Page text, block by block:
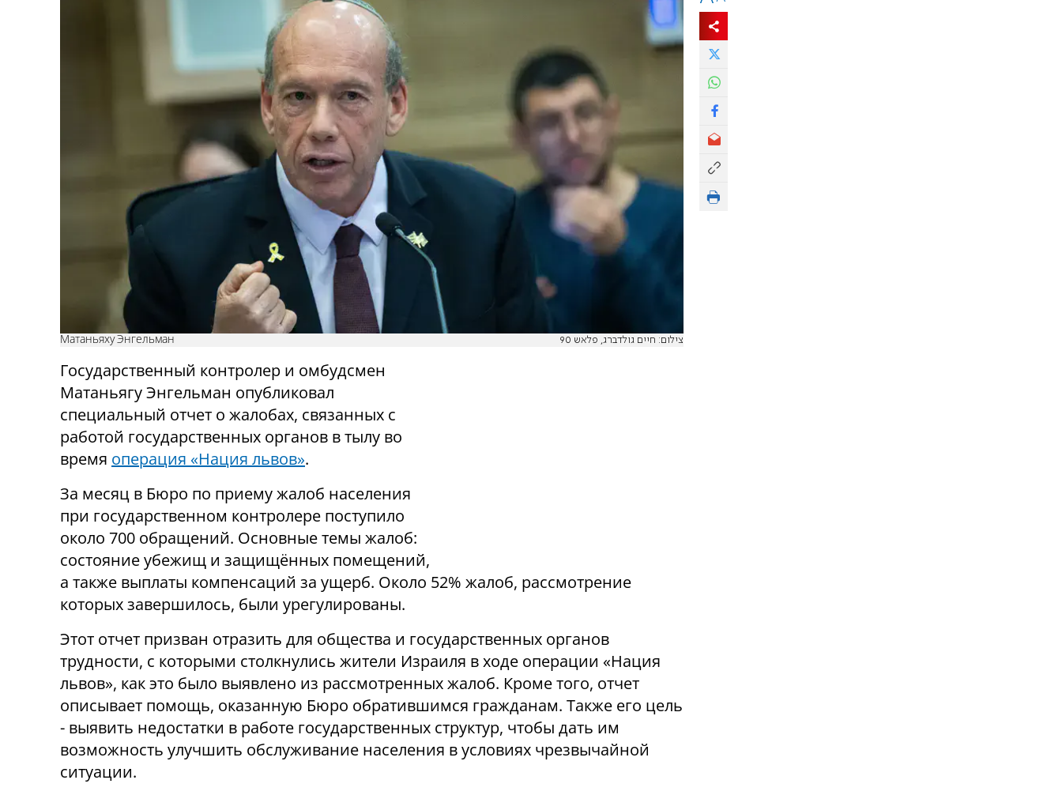
Матаньяху Энгельман צילום: חיים גולדברג, פלאש 90
Государственный контролер и омбудсмен
Матаньягу Энгельман опубликовал
специальный отчет о жалобах, связанных с
работой государственных органов в тылу во
время операция «Нация львов».
За месяц в Бюро по приему жалоб населения
при государственном контролере поступило
около 700 обращений. Основные темы жалоб:
состояние убежищ и защищённых помещений,
а также выплаты компенсаций за ущерб. Около 52% жалоб, рассмотрение
которых завершилось, были урегулированы.
Этот отчет призван отразить для общества и государственных органов
трудности, с которыми столкнулись жители Израиля в ходе операции «Нация
львов», как это было выявлено из рассмотренных жалоб. Кроме того, отчет
описывает помощь, оказанную Бюро обратившимся гражданам. Также его цель
- выявить недостатки в работе государственных структур, чтобы дать им
возможность улучшить обслуживание населения в условиях чрезвычайной
ситуации.